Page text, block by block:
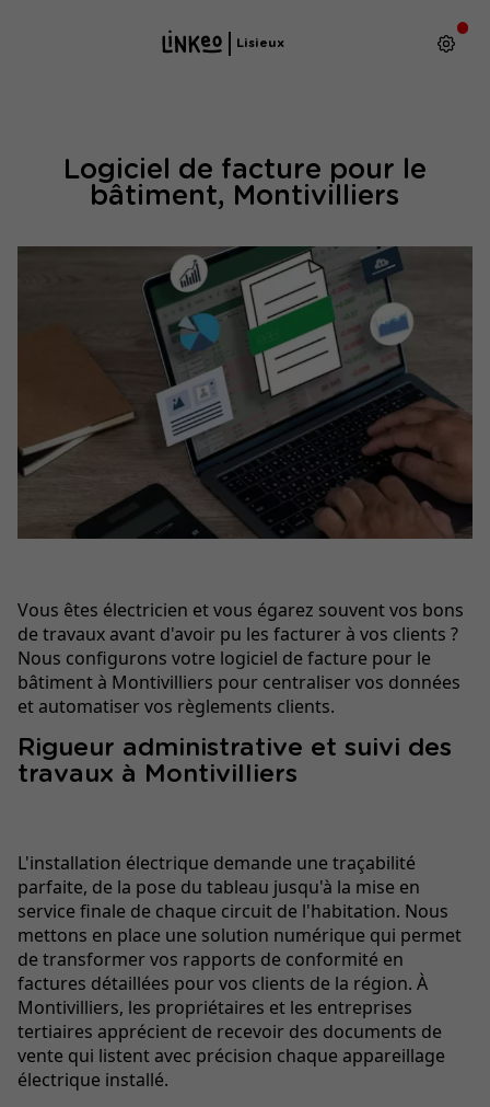
Lisieux
Logiciel de facture pour le
bâtiment, Montivilliers
Vous êtes électricien et vous égarez souvent vos bons
de travaux avant d'avoir pu les facturer à vos clients ?
Nous configurons votre logiciel de facture pour le
bâtiment à Montivilliers pour centraliser vos données
et automatiser vos règlements clients.
Rigueur administrative et suivi des
travaux à Montivilliers
L'installation électrique demande une traçabilité
parfaite, de la pose du tableau jusqu'à la mise en
service finale de chaque circuit de l'habitation. Nous
mettons en place une solution numérique qui permet
de transformer vos rapports de conformité en
factures détaillées pour vos clients de la région. À
Montivilliers, les propriétaires et les entreprises
tertiaires apprécient de recevoir des documents de
vente qui listent avec précision chaque appareillage
électrique installé.